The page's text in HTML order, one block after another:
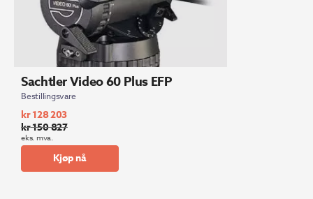
Sachtler Video 60 Plus EFP
Bestillingsvare
kr150 827
Opprinnelig
pris
kr128 203
Nåværende
pris
eks. mva.
Kjøp nå